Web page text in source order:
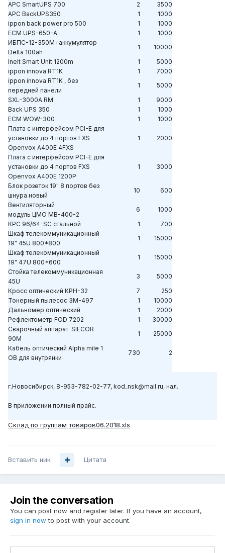
APC SmartUPS 700
2
3500
APC BackUPS350
1
1000
ippon back power pro 500
1
1000
ECM UPS-650-A
1
1000
ИБПС-12-350М+аккумулятор
Delta 100ah
1
10000
Inelt Smart Unit 1200m
1
5000
ippon innova RT1K
1
7000
ippon innova RT1K , без
передней панели
1
5000
SXL-3000A RM
1
9000
Back UPS 350
1
1000
ECM WOW-300
1
1000
Плата с интерфейсом PCI-Е для
установки до 4 портов FXS
Openvox A400E 4FXS
1 2000
Плата с интерфейсом PCI-Е для
установки до 4 портов FXS
Openvox A400E 1200P
1 3000
Блок розеток 19" 8 портов без
шнура новый
10
600
Вентиляторный
модуль ЦМО МВ-400-2
6
1000
КРС 96/64-SC стальной
1
700
Шкаф телекоммуникационный
19" 45U 800*800
1
15000
Шкаф телекоммуникационный
19" 47U 800*600
1
15000
Стойка телекоммуникационная
45U
3
5000
Кросс оптический КРН-32
7
250
Тонерный пылесос 3M-497
1
10000
Дальномер оптический
1
2000
Рефлектометр FOD 7202
1
30000
Сварочный аппарат SIECOR
90M
1
25000
Кабель оптический Alpha mile 1
ОВ для внутрянки
730 2
г.Новосибирск, 8-953-782-02-77, kod_nsk@mail.ru, нал.
В приложении полный прайс.
Склад по группам товаров06.2018.xls
Вставить ник Цитата
Join the conversation
You can post now and register later. If you have an account,
sign in now to post with your account.